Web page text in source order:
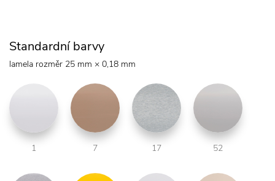
Standardní barvy
lamela rozměr 25 mm × 0,18 mm
1 7 17 52